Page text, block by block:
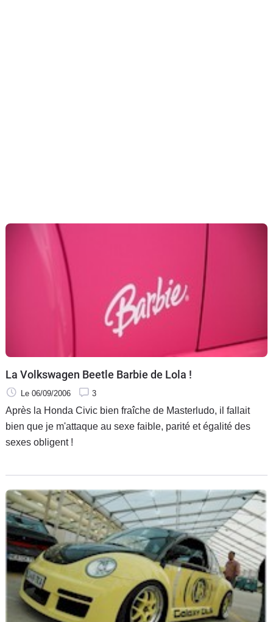
La Volkswagen Beetle Barbie de Lola !
Le 06/09/2006 3
Après la Honda Civic bien fraîche de Masterludo, il fallait
bien que je m'attaque au sexe faible, parité et égalité des
sexes obligent !